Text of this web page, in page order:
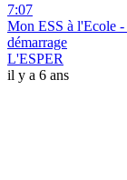
7:07
Mon ESS à l'Ecole -
démarrage
L'ESPER
il y a 6 ans